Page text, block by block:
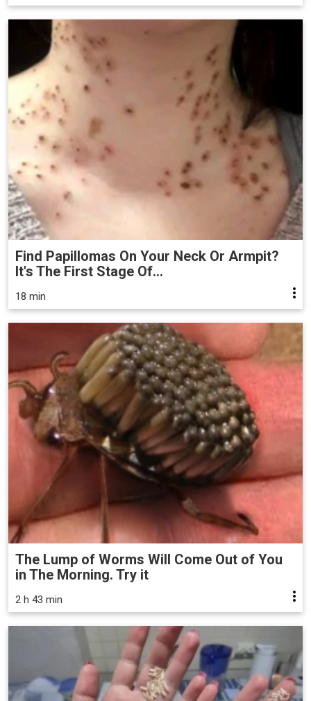
Find Papillomas On Your Neck Or Armpit?
It's The First Stage Of...
18 min
The Lump of Worms Will Come Out of You
in The Morning. Try it
2 h 43 min